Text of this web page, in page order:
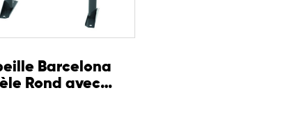
Barcelona
Rond avec